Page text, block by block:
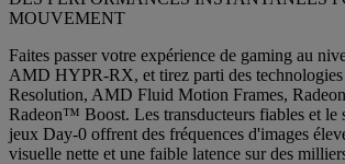
MOUVEMENT
Faites passer votre expérience de gaming au
AMD HYPR-RX, et tirez parti des
Resolution, AMD Fluid Motion Frames,
Radeon™ Boost. Les transducteurs fiables et le
jeux Day-0 offrent des fréquences d'images
visuelle nette et une faible latence sur des